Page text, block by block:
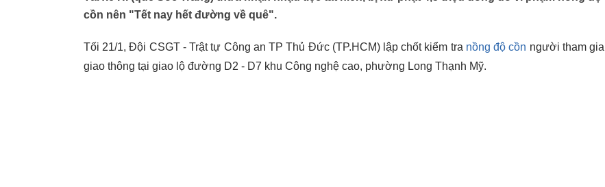
cồn nên "Tết nay hết đường về quê".
Tối 21/1, Đội CSGT - Trật tự Công an TP Thủ Đức (TP.HCM) lập chốt kiểm tra nồng độ cồn người tham gia
giao thông tại giao lộ đường D2 - D7 khu Công nghệ cao, phường Long Thạnh Mỹ.